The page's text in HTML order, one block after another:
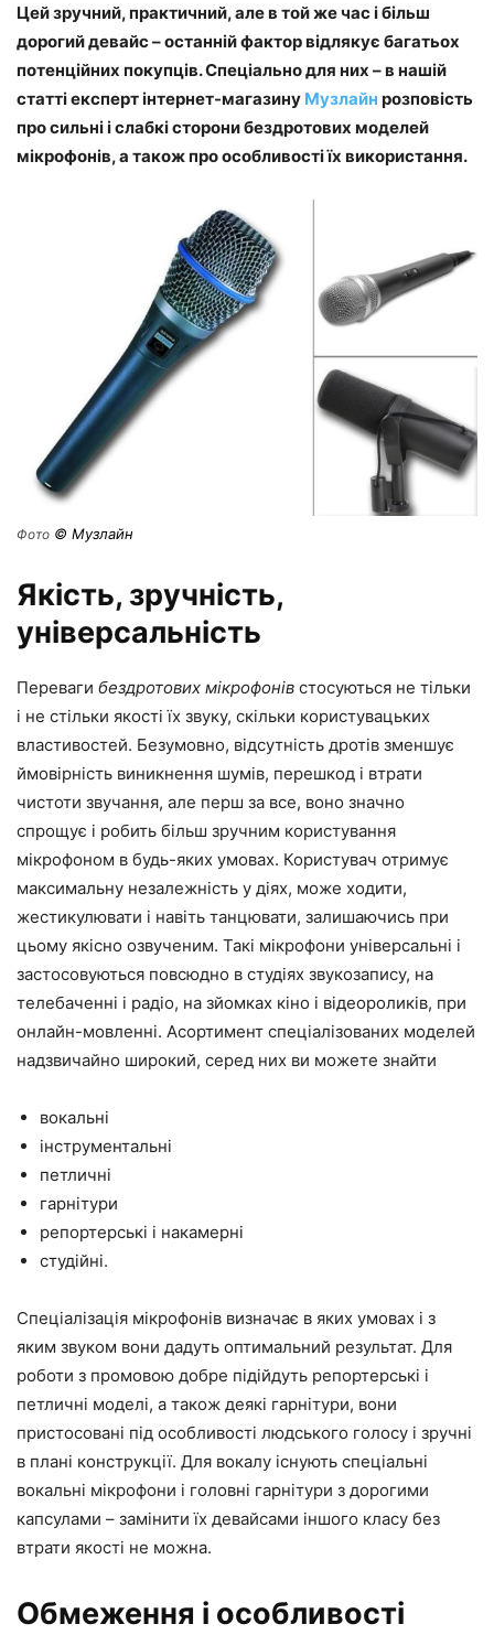
Цей зручний, практичний, але в той же час і більш
дорогий девайс – останній фактор відлякує багатьох
потенційних покупців. Спеціально для них – в нашій
статті експерт інтернет-магазину Музлайн розповість
про сильні і слабкі сторони бездротових моделей
мікрофонів, а також про особливості їх використання.
Фото © Музлайн
Якість, зручність,
універсальність
Переваги бездротових мікрофонів стосуються не тільки
і не стільки якості їх звуку, скільки користувацьких
властивостей. Безумовно, відсутність дротів зменшує
ймовірність виникнення шумів, перешкод і втрати
чистоти звучання, але перш за все, воно значно
спрощує і робить більш зручним користування
мікрофоном в будь-яких умовах. Користувач отримує
максимальну незалежність у діях, може ходити,
жестикулювати і навіть танцювати, залишаючись при
цьому якісно озвученим. Такі мікрофони універсальні і
застосовуються повсюдно в студіях звукозапису, на
телебаченні і радіо, на зйомках кіно і відеороликів, при
онлайн-мовленні. Асортимент спеціалізованих моделей
надзвичайно широкий, серед них ви можете знайти
вокальні
інструментальні
петличні
гарнітури
репортерські і накамерні
студійні.
Спеціалізація мікрофонів визначає в яких умовах і з
яким звуком вони дадуть оптимальний результат. Для
роботи з промовою добре підійдуть репортерські і
петличні моделі, а також деякі гарнітури, вони
пристосовані під особливості людського голосу і зручні
в плані конструкції. Для вокалу існують спеціальні
вокальні мікрофони і головні гарнітури з дорогими
капсулами – замінити їх девайсами іншого класу без
втрати якості не можна.
Обмеження і особливості